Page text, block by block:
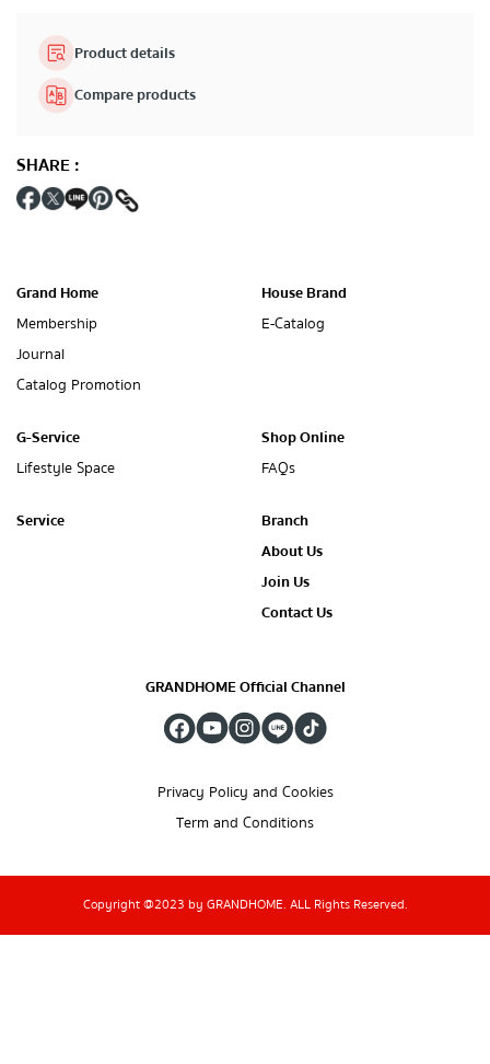
Product details
Compare products
SHARE:
Grand Home
Membership
Journal
Catalog Promotion
House Brand
E-Catalog
G-Service
Lifestyle Space
Shop Online
FAQs
Service
Branch
About Us
Join Us
Contact Us
GRANDHOME Official Channel
Privacy Policy and Cookies
Term and Conditions
Copyright @2023 by GRANDHOME. ALL Rights Reserved.